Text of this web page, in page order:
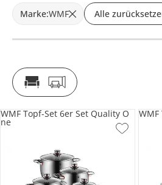
Marke:WMF Alle
WMF Topf-Set 6er Set Quality O
ne